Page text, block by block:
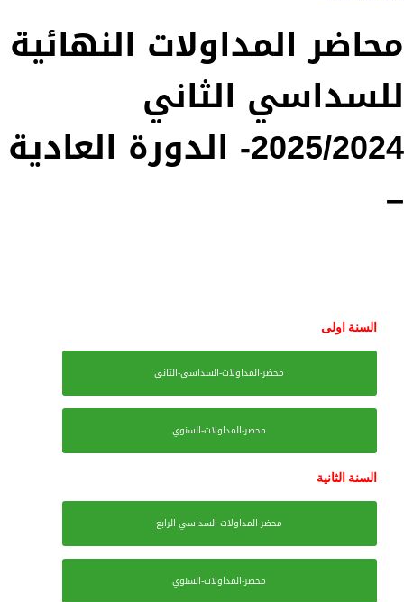
محاضر المداولات النهائية
للسداسي الثاني
2025/2024- الدورة العادية
–
السنة اولى
محضر-المداولات-السداسي-الثاني
محضر-المداولات-السنوي
السنة الثانية
محضر-المداولات-السداسي-الرابع
محضر-المداولات-السنوي